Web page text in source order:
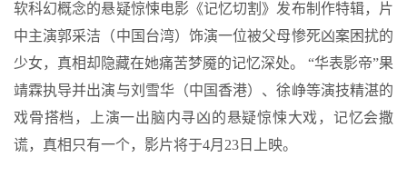
软科幻概念的悬疑惊悚电影《记忆切割》发布制作特辑，片
中主演郭采洁（中国台湾）饰演一位被父母惨死凶案困扰的
少女，真相却隐藏在她痛苦梦魇的记忆深处。 “华表影帝”果
靖霖执导并出演与刘雪华（中国香港）、徐峥等演技精湛的
戏骨搭档，上演一出脑内寻凶的悬疑惊悚大戏，记忆会撒
谎，真相只有一个，影片将于4月23日上映。